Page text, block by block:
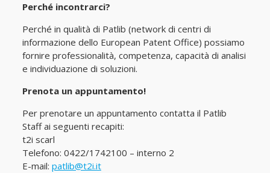
Perché incontrarci?
Perché in qualità di Patlib (network di centri di
informazione dello European Patent Office) possiamo
fornire professionalità, competenza, capacità di analisi
e individuazione di soluzioni.
Prenota un appuntamento!
Per prenotare un appuntamento contatta il Patlib
Staff ai seguenti recapiti:
t2i scarl
Telefono: 0422/1742100 – interno 2
E-mail: patlib@t2i.it